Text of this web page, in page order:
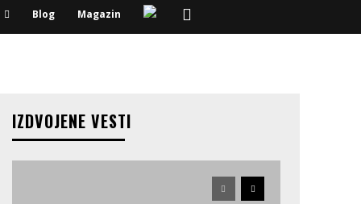
Blog Magazin
IZDVOJENE VESTI